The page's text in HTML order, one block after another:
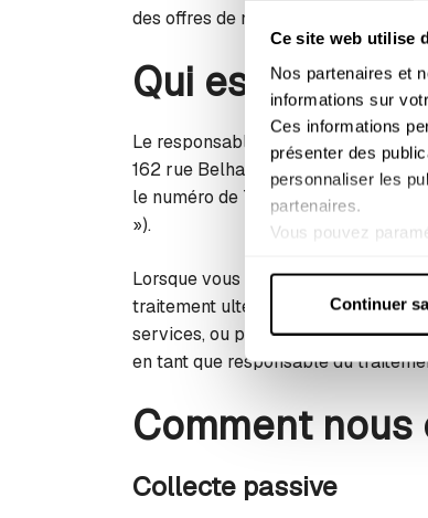
Ce site web utilise
Nos partenaires et
informations sur
Ces informations
présenter des
personnaliser les
partenaires.
Vous pouvez
Continuer
des offres de nos partenaires ou
Qui est le
Le responsable du traitement de
162 rue Belharra 64500 Saint Jean
le numéro de TVA
»).
Lorsque vous fournissez vos
traitement ultérieur de vos
services, ou pour la mise en œuvre
en tant que responsable du
Comment
Collecte passive